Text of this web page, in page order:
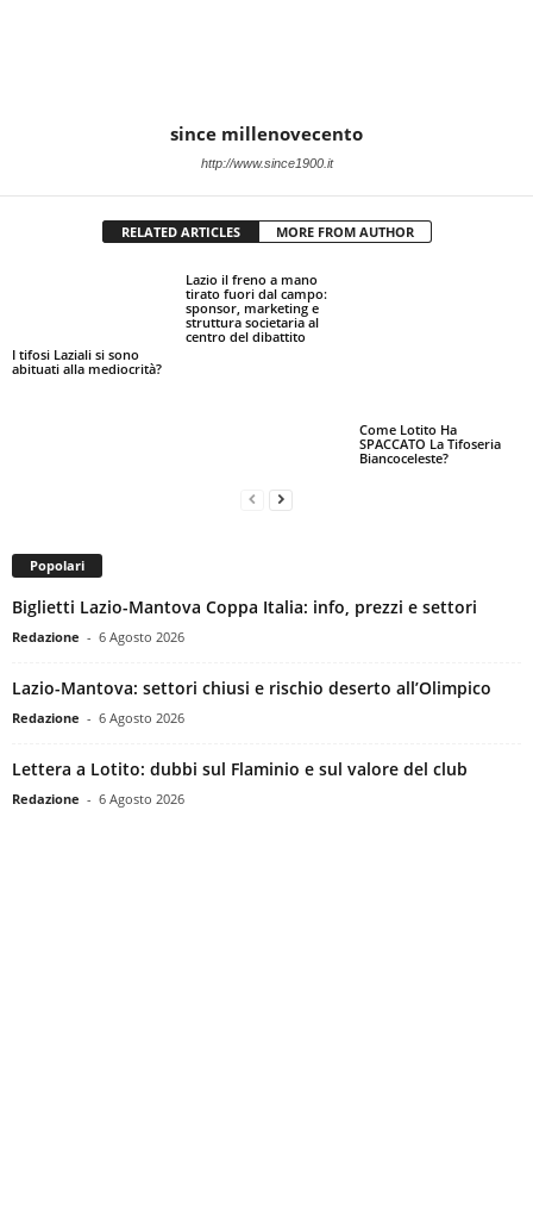
since millenovecento
http://www.since1900.it
RELATED ARTICLES MORE FROM AUTHOR
I tifosi Laziali si sono
abituati alla mediocrità?
Lazio il freno a mano
tirato fuori dal campo:
sponsor, marketing e
struttura societaria al
centro del dibattito
Come Lotito Ha
SPACCATO La Tifoseria
Biancoceleste?
Popolari
Biglietti Lazio-Mantova Coppa Italia: info, prezzi e settori
Redazione - 6 Agosto 2026
Lazio-Mantova: settori chiusi e rischio deserto all’Olimpico
Redazione - 6 Agosto 2026
Lettera a Lotito: dubbi sul Flaminio e sul valore del club
Redazione - 6 Agosto 2026